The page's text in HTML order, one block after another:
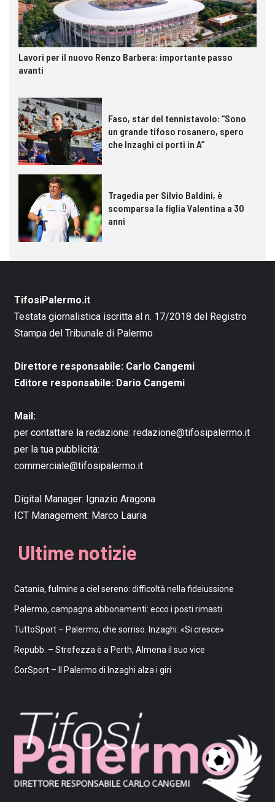
Lavori per il nuovo Renzo Barbera: importante passo
avanti
Faso, star del tennistavolo: “Sono
un grande tifoso rosanero, spero
che Inzaghi ci porti in A”
Tragedia per Silvio Baldini, è
scomparsa la figlia Valentina a 30
anni
TifosiPalermo.it
Testata giornalistica iscritta al n. 17/2018 del Registro
Stampa del Tribunale di Palermo
Direttore responsabile: Carlo Cangemi
Editore responsabile: Dario Cangemi
Mail:
per contattare la redazione: redazione@tifosipalermo.it
per la tua pubblicità:
commerciale@tifosipalermo.it
Digital Manager: Ignazio Aragona
ICT Management: Marco Lauria
Ultime notizie
Catania, fulmine a ciel sereno: difficoltà nella fideiussione
Palermo, campagna abbonamenti: ecco i posti rimasti
TuttoSport – Palermo, che sorriso. Inzaghi: «Si cresce»
Repubb. – Strefezza è a Perth, Almena il suo vice
CorSport – Il Palermo di Inzaghi alza i giri